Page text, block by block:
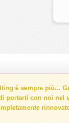
è sempre più...
portarti con noi nel